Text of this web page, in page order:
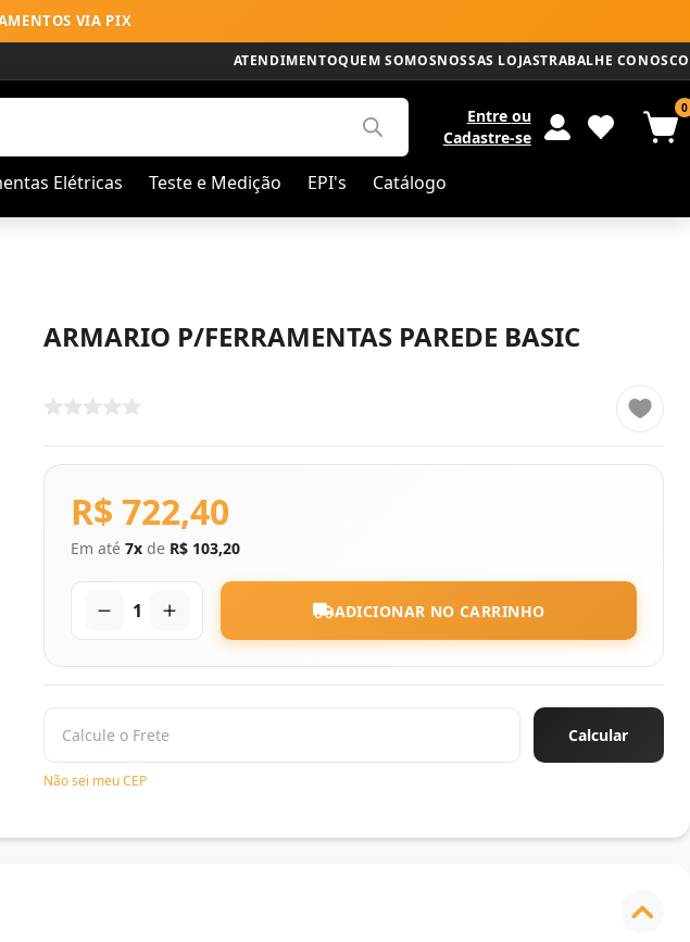
VIA PIX
ATENDIMENTOQUEM SOMOSNOSSAS LOJASTRABALHE CONOSCO
Elétricas Teste e Medição EPI's Catálogo
Entre ou
Cadastre-se
0
ARMARIO P/FERRAMENTAS PAREDE BASIC
R$ 722,40
Em até7x de R$ 103,20
1 ADICIONAR NO CARRINHO
Não sei meu CEP